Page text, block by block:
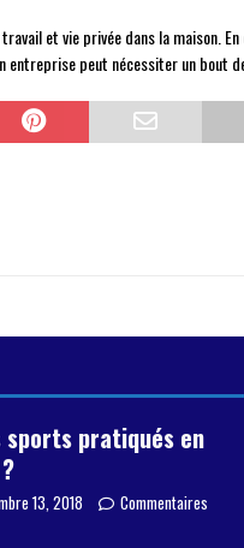
et vie privée dans la
entreprise peut nécessiter un bout
sports pratiqués en
13, 2018
Commentaires